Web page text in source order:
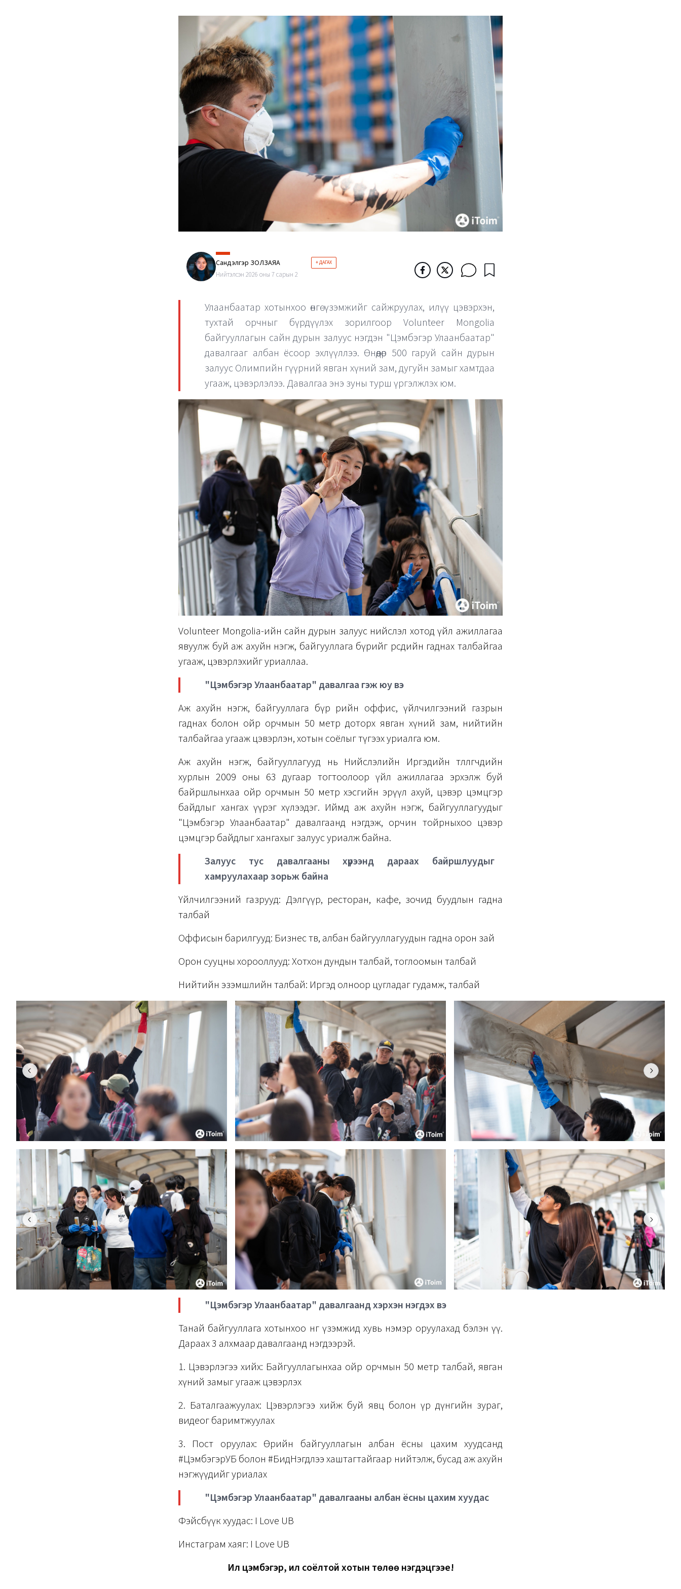
Сандэлгэр ЗОЛЗАЯА + ДАГАХ
Нийтэлсэн 2026 оны 7 сарын 2
Улаанбаатар хотынхоо өнгө үзэмжийг сайжруулах, илүү цэвэрхэн,
тухтай орчныг бүрдүүлэх зорилгоор Volunteer Mongolia
байгууллагын сайн дурын залуус нэгдэн "Цэмбэгэр Улаанбаатар"
давалгааг албан ёсоор эхлүүллээ. Өнөөдөр 500 гаруй сайн дурын
залуус Олимпийн гүүрний явган хүний зам, дугуйн замыг хамтдаа
угааж, цэвэрлэлээ. Давалгаа энэ зуны турш үргэлжлэх юм.
Volunteer Mongolia-ийн сайн дурын залуус нийслэл хотод үйл ажиллагаа
явуулж буй аж ахуйн нэгж, байгууллага бүрийг өөрсдийн гаднах талбайгаа
угааж, цэвэрлэхийг уриаллаа.
"Цэмбэгэр Улаанбаатар" давалгаа гэж юу вэ
Аж ахуйн нэгж, байгууллага бүр өөрийн оффис, үйлчилгээний газрын
гаднах болон ойр орчмын 50 метр доторх явган хүний зам, нийтийн
талбайгаа угааж цэвэрлэн, хотын соёлыг түгээх уриалга юм.
Аж ахуйн нэгж, байгууллагууд нь Нийслэлийн Иргэдийн төлөөлөгчдийн
хурлын 2009 оны 63 дугаар тогтоолоор үйл ажиллагаа эрхэлж буй
байршлынхаа ойр орчмын 50 метр хэсгийн эрүүл ахуй, цэвэр цэмцгэр
байдлыг хангах үүрэг хүлээдэг. Иймд аж ахуйн нэгж, байгууллагуудыг
"Цэмбэгэр Улаанбаатар" давалгаанд нэгдэж, орчин тойрныхоо цэвэр
цэмцгэр байдлыг хангахыг залуус уриалж байна.
Залуус тус давалгааны хүрээнд дараах байршлуудыг
хамруулахаар зорьж байна
Үйлчилгээний газрууд: Дэлгүүр, ресторан, кафе, зочид буудлын гадна
талбай
Оффисын барилгууд: Бизнес төв, албан байгууллагуудын гадна орон зай
Орон сууцны хорооллууд: Хотхон дундын талбай, тоглоомын талбай
Нийтийн эзэмшлийн талбай: Иргэд олноор цугладаг гудамж, талбай
"Цэмбэгэр Улаанбаатар" давалгаанд хэрхэн нэгдэх вэ
Танай байгууллага хотынхоо өнгө үзэмжид хувь нэмэр оруулахад бэлэн үү.
Дараах 3 алхмаар давалгаанд нэгдээрэй.
1. Цэвэрлэгээ хийх: Байгууллагынхаа ойр орчмын 50 метр талбай, явган
хүний замыг угааж цэвэрлэх
2. Баталгаажуулах: Цэвэрлэгээ хийж буй явц болон үр дүнгийн зураг,
видеог баримтжуулах
3. Пост оруулах: Өөрийн байгууллагын албан ёсны цахим хуудсанд
#ЦэмбэгэрУБ болон #БидНэгдлээ хаштагтайгаар нийтэлж, бусад аж ахуйн
нэгжүүдийг уриалах
"Цэмбэгэр Улаанбаатар" давалгааны албан ёсны цахим хуудас
Фэйсбүүк хуудас: I Love UB
Инстаграм хаяг: I Love UB
Илүү цэмбэгэр, илүү соёлтой хотын төлөө нэгдэцгээе!